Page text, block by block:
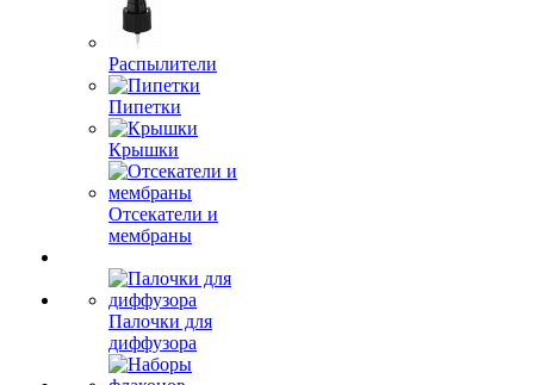
Распылители
Пипетки
Крышки
Отсекатели и
мембраны
Палочки для
диффузора